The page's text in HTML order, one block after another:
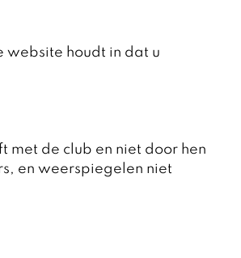
website houdt in dat u
de club en niet door hen
en weerspiegelen niet